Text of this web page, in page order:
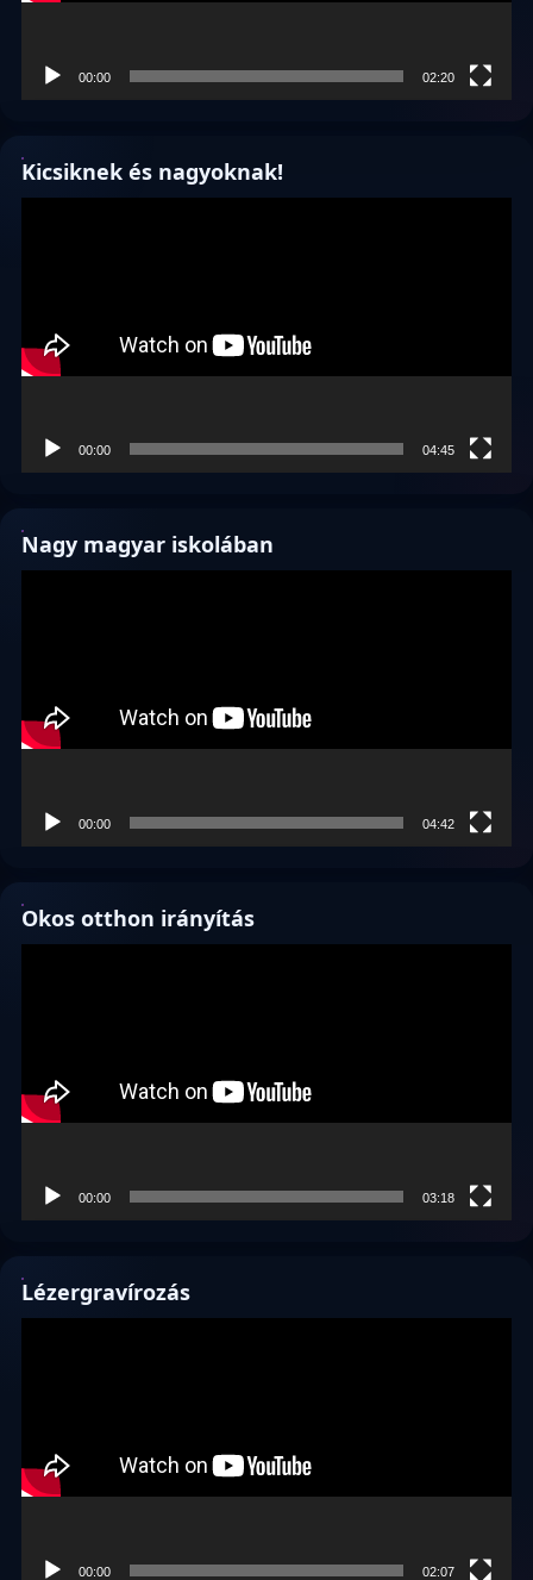
00:00 02:20
Kicsiknek és nagyoknak!
00:00 04:45
Nagy magyar iskolában
00:00 04:42
Okos otthon irányítás
00:00 03:18
Lézergravírozás
00:00 02:07